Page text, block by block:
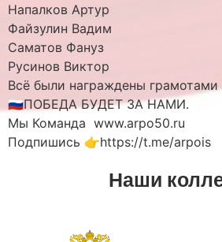
Напалков Артур
Файзулин Вадим
Саматов Фануз
Русинов Виктор
Всё были награждены
🇷🇺ПОБЕДА БУДЕТ ЗА НАМИ.
Мы Команда www.arpo50.ru
Подпишись 👉https://t.me/arpois
Наши